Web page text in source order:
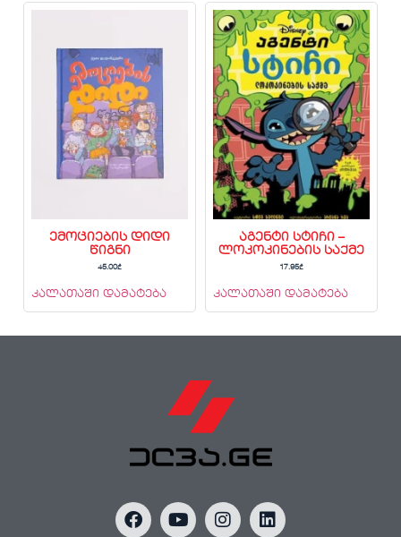
ემოციების დიდი
წიგნი
45.00₾
კალათაში დამატება
აგენტი სტიჩი –
ლოკოკინების საქმე
17.95₾
კალათაში დამატება